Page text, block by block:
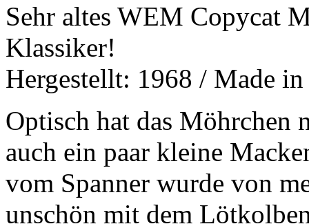
Sehr altes WEM Copycat
Klassiker!
Hergestellt: 1968 / Made
Optisch hat das Möhrchen
auch ein paar kleine
vom Spanner wurde von
unschön mit dem